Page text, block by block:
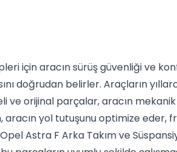
için aracın sürüş güvenliği ve
doğrudan belirler. Araçların
ve orijinal parçalar, aracın
aracın yol tutuşunu optimize
Astra F Arka Takım ve